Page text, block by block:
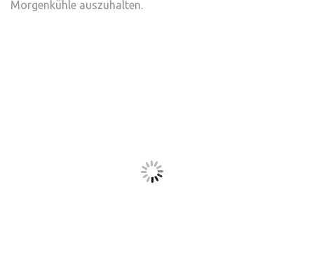
Morgenkühle auszuhalten.